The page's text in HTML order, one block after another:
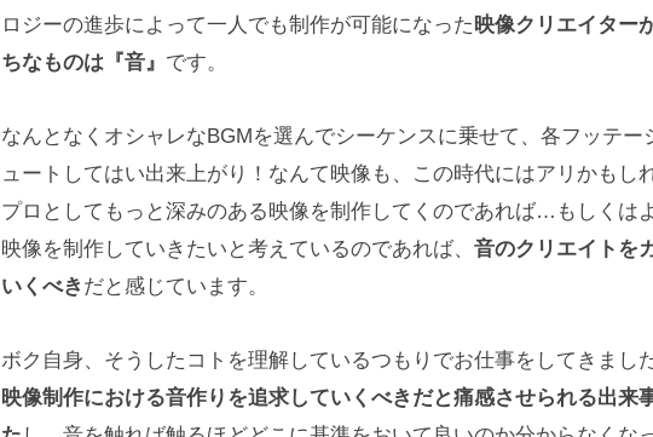
ロジーの進歩によって一人でも制作が可能になった 映像クリエイター
ちなものは『音』 です。
なんとなくオシャレなBGMを選んでシーケンスに乗せて、各フッテー
ュートしてはい出来上がり！なんて映像も、この時代にはアリかもし
プロとしてもっと深みのある映像を制作してくのであれば…もしくは
映像を制作していきたいと考えているのであれば、 音のクリエイトを
いくべき だと感じています。
ボク自身、そうしたコトを理解しているつもりでお仕事をしてきまし
映像制作における音作りを追求していくべきだと痛感させられる出来